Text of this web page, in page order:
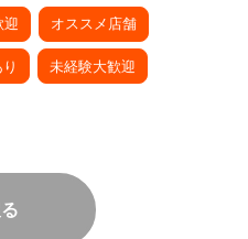
迎 オススメ店舗
未経験大歓迎